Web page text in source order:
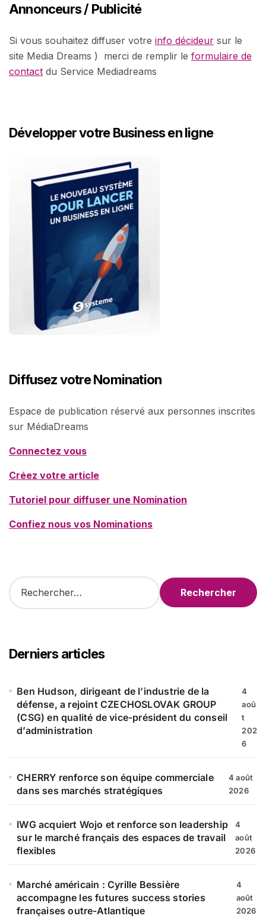
Annonceurs / Publicité
Si vous souhaitez diffuser votre info décideur sur le
site Media Dreams ) merci de remplir le formulaire de
contact du Service Mediadreams
Développer votre Business en ligne
Diffusez votre Nomination
Espace de publication réservé aux personnes inscrites
sur MédiaDreams
Connectez vous
Créez votre article
Tutoriel pour diffuser une Nomination
Confiez nous vos Nominations
R
e
r
c
e
Derniers articles
Ben Hudson, dirigeant de l’industrie de la
défense, a rejoint CZECHOSLOVAK GROUP
(CSG) en qualité de vice-président du conseil
d’administration
4
aoû
t
202
6
CHERRY renforce son équipe commerciale
dans ses marchés stratégiques
4 août
2026
IWG acquiert Wojo et renforce son leadership
sur le marché français des espaces de travail
flexibles
4
août
2026
Marché américain : Cyrille Bessière
accompagne les futures success stories
françaises outre-Atlantique
4
août
2026